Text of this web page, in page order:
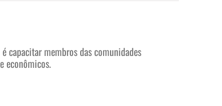
capacitar membros das comunidades
econômicos.